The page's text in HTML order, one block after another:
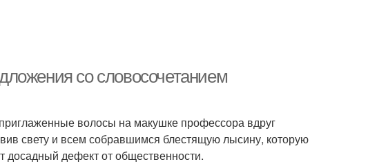
со словосочетанием
волосы на макушке профессора вдруг
свету и всем собравшимся блестящую лысину, которую
досадный дефект от общественности.